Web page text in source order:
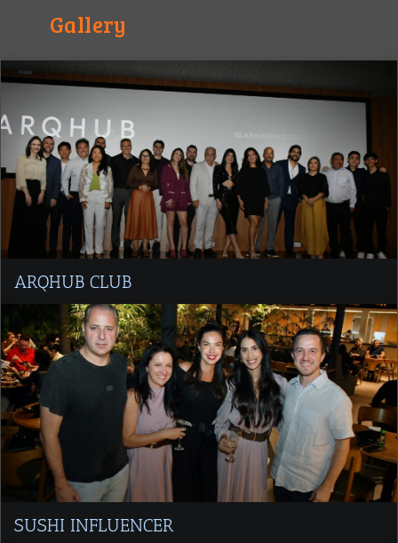
Gallery
ARQHUB CLUB
SUSHI INFLUENCER